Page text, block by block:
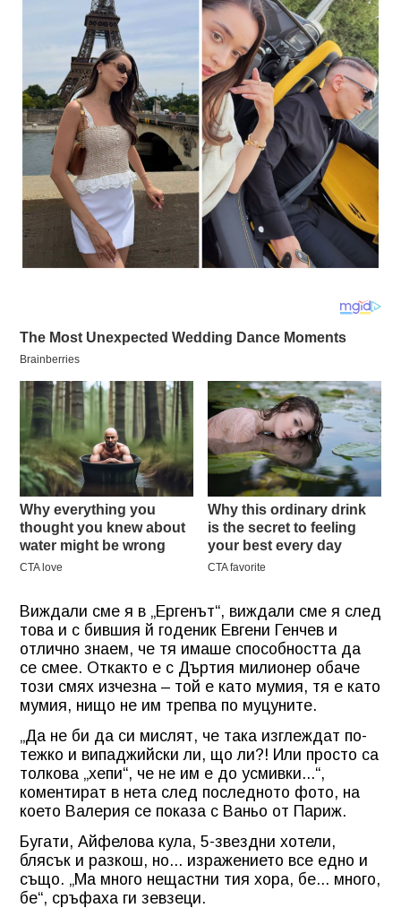
Виждали сме я в „Ергенът“, виждали сме я след
това и с бившия й годеник Евгени Генчев и
отлично знаем, че тя имаше способността да
се смее. Откакто е с Дъртия милионер обаче
този смях изчезна – той е като мумия, тя е като
мумия, нищо не им трепва по муцуните.
„Да не би да си мислят, че така изглеждат по-
тежко и випаджийски ли, що ли?! Или просто са
толкова „хепи“, че не им е до усмивки...“,
коментират в нета след последното фото, на
което Валерия се показа с Ваньо от Париж.
Бугати, Айфелова кула, 5-звездни хотели,
блясък и разкош, но... изражението все едно и
също. „Ма много нещастни тия хора, бе... много,
бе“, сръфаха ги зевзеци.